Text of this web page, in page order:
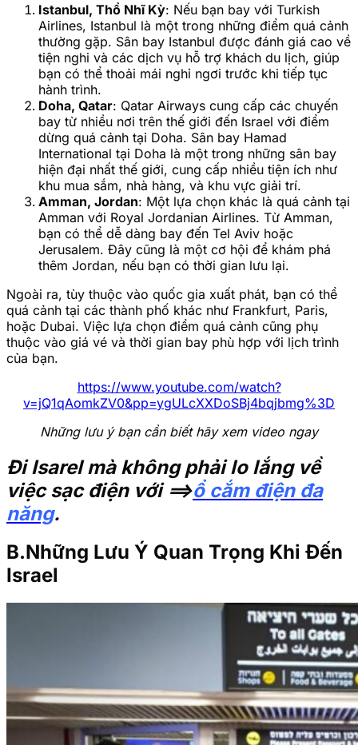
Istanbul, Thổ Nhĩ Kỳ: Nếu bạn bay với Turkish
Airlines, Istanbul là một trong những điểm quá cảnh
thường gặp. Sân bay Istanbul được đánh giá cao về
tiện nghi và các dịch vụ hỗ trợ khách du lịch, giúp
bạn có thể thoải mái nghỉ ngơi trước khi tiếp tục
hành trình.
Doha, Qatar: Qatar Airways cung cấp các chuyến
bay từ nhiều nơi trên thế giới đến Israel với điểm
dừng quá cảnh tại Doha. Sân bay Hamad
International tại Doha là một trong những sân bay
hiện đại nhất thế giới, cung cấp nhiều tiện ích như
khu mua sắm, nhà hàng, và khu vực giải trí.
Amman, Jordan: Một lựa chọn khác là quá cảnh tại
Amman với Royal Jordanian Airlines. Từ Amman,
bạn có thể dễ dàng bay đến Tel Aviv hoặc
Jerusalem. Đây cũng là một cơ hội để khám phá
thêm Jordan, nếu bạn có thời gian lưu lại.
Ngoài ra, tùy thuộc vào quốc gia xuất phát, bạn có thể
quá cảnh tại các thành phố khác như Frankfurt, Paris,
hoặc Dubai. Việc lựa chọn điểm quá cảnh cũng phụ
thuộc vào giá vé và thời gian bay phù hợp với lịch trình
của bạn.
https://www.youtube.com/watch?
v=jQ1qAomkZV0&pp=ygULcXXDoSBj4bqjbmg%3D
Những lưu ý bạn cần biết hãy xem video ngay
Đi Isarel mà không phải lo lắng về
việc sạc điện với ==>ổ cắm điện đa
năng.
B.Những Lưu Ý Quan Trọng Khi Đến
Israel